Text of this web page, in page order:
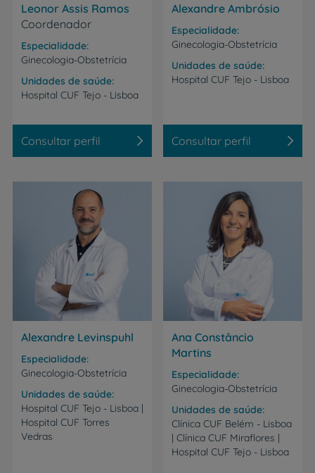
Leonor Assis Ramos
Coordenador
Especialidade
Ginecologia-Obstetrícia
Unidades de saúde
Hospital CUF Tejo - Lisboa
Consultar perfil
Alexandre Ambrósio
Especialidade
Ginecologia-Obstetrícia
Unidades de saúde
Hospital CUF Tejo - Lisboa
Consultar perfil
Alexandre Levinspuhl
Especialidade
Ginecologia-Obstetrícia
Unidades de saúde
Hospital CUF Tejo - Lisboa |
Hospital CUF Torres
Vedras
Ana Constâncio
Martins
Especialidade
Ginecologia-Obstetrícia
Unidades de saúde
Clínica CUF Belém - Lisboa
| Clínica CUF Miraflores |
Hospital CUF Tejo - Lisboa